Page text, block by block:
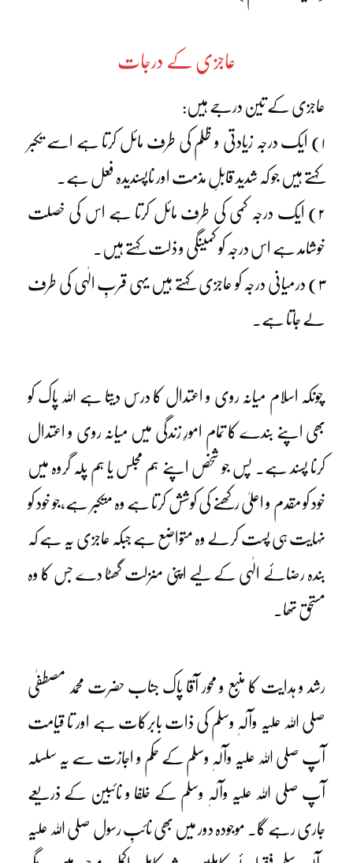
عاجزی کے درجات
عاجزی کے تین درجے ہیں:
۱) ایک درجہ زیادتی و ظلم کی طرف مائل کرتا ہے اسے تکبر
کہتے ہیں جو کہ شدید قابلِ مذمت اور ناپسندیدہ فعل ہے۔
۲) ایک درجہ کمی کی طرف مائل کرتا ہے اس کی خصلت
خوشامد ہے اس درجہ کو کمینگی و ذلت کہتے ہیں۔
۳) درمیانی درجہ کو عاجزی کہتے ہیں یہی قربِ الٰہی کی طرف
لے جاتا ہے۔
چونکہ اسلام میانہ روی و اعتدال کا درس دیتا ہے اللہ پاک کو
بھی اپنے بندے کا تمام امورِ زندگی میں میانہ روی و اعتدال
کرنا پسند ہے۔ پس جو شخص اپنے ہم مجلس یا ہم پلہ گروہ میں
خود کو مقدم و اعلیٰ رکھنے کی کوشش کرتا ہے وہ متکبر ہے،جو خود کو
نہایت ہی پست کرلے وہ متواضع ہے جبکہ عاجزی یہ ہے کہ
بندہ رضائے الٰہی کے لیے اپنی منزلت گھٹا دے جس کا وہ
مستحق تھا۔
رشد و ہدایت کا منبع و محور آقا پاک جناب حضرت محمد مصطفٰی
صلی اللہ علیہ وآلہٖ وسلم کی ذات بابرکات ہے اور تا قیامت
آپ صلی اللہ علیہ وآلہٖ وسلم کے حکم و اجازت سے یہ سلسلہ
آپ صلی اللہ علیہ وآلہٖ وسلم کے خلفا و نائبین کے ذریعے
جاری رہے گا۔ موجودہ دور میں بھی نائبِ رسول صلی اللہ علیہ